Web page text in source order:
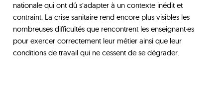
nationale qui ont dû s’adapter à un contexte inédit et
contraint. La crise sanitaire rend encore plus visibles les
nombreuses difficultés que rencontrent les enseignant·es
pour exercer correctement leur métier ainsi que leur
conditions de travail qui ne cessent de se dégrader.